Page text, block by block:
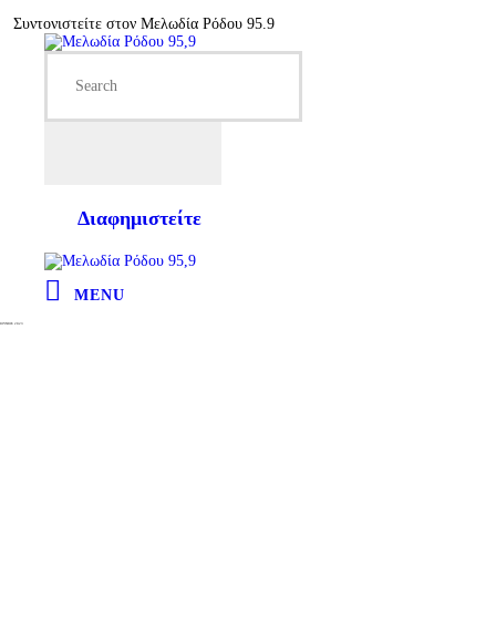
στον Μελωδία Ρόδου 95.9
Διαφημιστείτε
MENU
ΙΟΥΝΙΟΣ 2023